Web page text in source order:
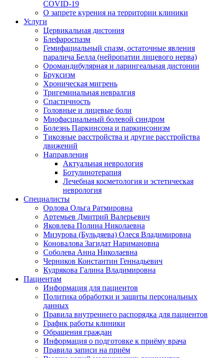
COVID-19
О запрете курения на территории клиники
Услуги
Цервикальная дистония
Блефароспазм
Гемифациальный спазм, остаточные явления
паралича Белла (нейропатии лицевого нерва)
Оромандибулярная и ларингеальная дистонии
Бруксизм
Хроническая мигрень
Тригеминальная невралгия
Спастичность
Головные и лицевые боли
Миофасциальный болевой синдром
Болезнь Паркинсона и паркинсонизм
Тикозные расстройства и другие расстройства
движений
Направления
Актуальная неврология
Ботулинотерапия
Лечебная косметология и эстетическая
неврология
Специалисты
Орлова Ольга Ратмировна
Артемьев Дмитрий Валерьевич
Яковлева Полина Николаевна
Мизурова (Бульдяева) Олеся Владимировна
Коновалова Загидат Наримановна
Соболева Анна Николаевна
Черников Константин Геннадьевич
Кудрякова Галина Владимировна
Пациентам
Информация для пациентов
Политика обработки и защиты персональных
данных
Правила внутреннего распорядка для пациентов
График работы клиники
Обращения граждан
Информация о подготовке к приёму врача
Правила записи на приём